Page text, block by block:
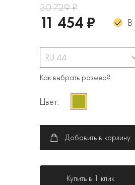
30 729 ₽
11 454 ₽ В
RU 44
Как выбрать размер?
Цвет:
Добавить в корзину
Купить в 1 клик